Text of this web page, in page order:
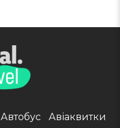
Автобус Авіаквитки